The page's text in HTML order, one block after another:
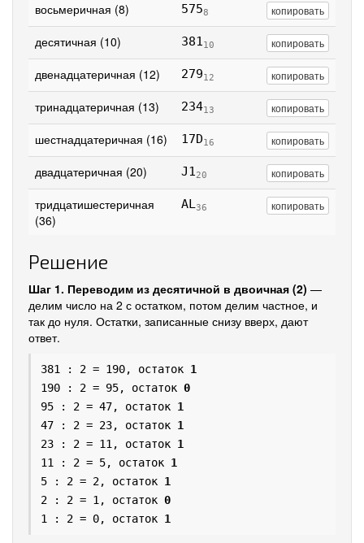
восьмеричная (8) 5758 копировать
десятичная (10) 38110 копировать
двенадцатеричная (12) 27912 копировать
тринадцатеричная (13) 23413 копировать
шестнадцатеричная (16) 17D16 копировать
двадцатеричная (20) J120 копировать
тридцатишестеричная
(36)
AL36 копировать
Решение
Шаг 1. Переводим из десятичной в двоичная (2) —
делим число на 2 с остатком, потом делим частное, и
так до нуля. Остатки, записанные снизу вверх, дают
ответ.
381 : 2 = 190, остаток 1
190 : 2 = 95, остаток 0
95 : 2 = 47, остаток 1
47 : 2 = 23, остаток 1
23 : 2 = 11, остаток 1
11 : 2 = 5, остаток 1
5 : 2 = 2, остаток 1
2 : 2 = 1, остаток 0
1 : 2 = 0, остаток 1